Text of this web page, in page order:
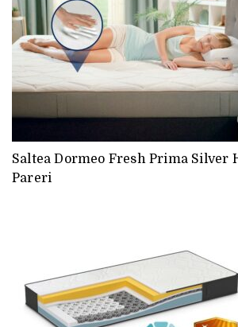
Saltea Dormeo Fresh Prima Silver
Pareri